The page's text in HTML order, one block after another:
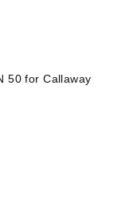
50 for Callaway